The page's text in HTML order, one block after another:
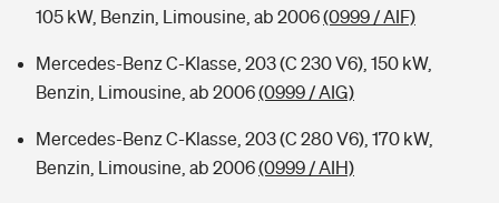
105 kW, Benzin, Limousine, ab 2006(0999 / AIF)
Mercedes-Benz C-Klasse, 203 (C 230 V6), 150 kW,
Benzin, Limousine, ab 2006(0999 / AIG)
Mercedes-Benz C-Klasse, 203 (C 280 V6), 170 kW,
Benzin, Limousine, ab 2006(0999 / AIH)